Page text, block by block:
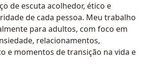
de escuta acolhedor, ético e
de cada pessoa. Meu trabalho
para adultos, com foco em
relacionamentos,
e momentos de transição na vida e